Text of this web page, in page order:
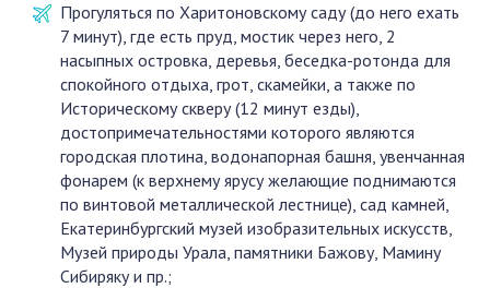
Прогуляться по Харитоновскому саду (до него ехать
7 минут), где есть пруд, мостик через него, 2
насыпных островка, деревья, беседка-ротонда для
спокойного отдыха, грот, скамейки, а также по
Историческому скверу (12 минут езды),
достопримечательностями которого являются
городская плотина, водонапорная башня, увенчанная
фонарем (к верхнему ярусу желающие поднимаются
по винтовой металлической лестнице), сад камней,
Екатеринбургский музей изобразительных искусств,
Музей природы Урала, памятники Бажову, Мамину
Сибиряку и пр.;